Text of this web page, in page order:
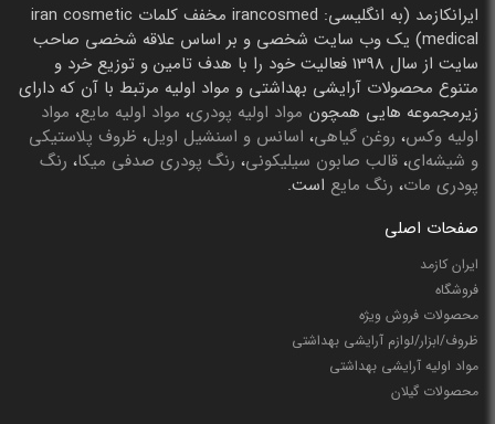
ایرانکازمد (به انگلیسی: irancosmed مخفف کلمات iran cosmetic
medical) یک وب سایت شخصی و بر اساس علاقه شخصی صاحب
سایت از سال 1398 فعالیت خود را با هدف تامین و توزیع خرد و
متنوع محصولات آرایشی بهداشتی و مواد اولیه مرتبط با آن که دارای
زیرمجموعه هایی همچون مواد اولیه پودری، مواد اولیه مایع، مواد
اولیه وکس، روغن گیاهی، اسانس و اسنشیل اویل، ظروف پلاستیکی
و شیشه‌ای، قالب صابون سیلیکونی، رنگ پودری صدفی میکا، رنگ
پودری مات، رنگ مایع است.
صفحات اصلی
ایران کازمد
فروشگاه
محصولات فروش ویژه
ظروف/ابزار/لوازم آرایشی بهداشتی
مواد اولیه آرایشی بهداشتی
محصولات گیلان